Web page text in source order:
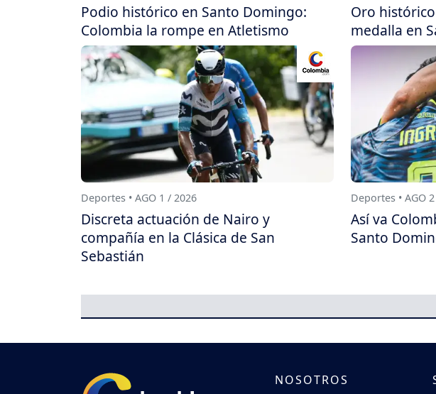
Podio histórico en Santo Domingo:
Colombia la rompe en Atletismo
Oro
medalla en
Deportes • AGO 1 / 2026
Discreta actuación de Nairo y
compañía en la Clásica de San
Sebastián
Deportes • AGO
Así va
Santo
NOSOTROS